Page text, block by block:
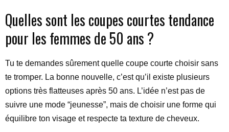
Quelles sont les coupes courtes tendance
pour les femmes de 50 ans ?
Tu te demandes sûrement quelle coupe courte choisir sans
te tromper. La bonne nouvelle, c’est qu’il existe plusieurs
options très flatteuses après 50 ans. L’idée n’est pas de
suivre une mode “jeunesse”, mais de choisir une forme qui
équilibre ton visage et respecte ta texture de cheveux.